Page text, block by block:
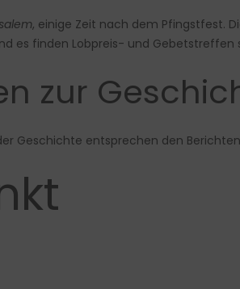
, einige Zeit nach dem Pfingstfest.
es finden Lobpreis- und
zur
Geschichte entsprechen den